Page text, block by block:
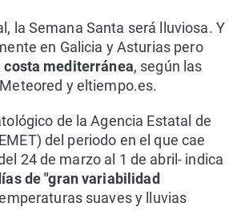
la Semana Santa será lluviosa. Y
en Galicia y Asturias pero
costa mediterránea, según las
y eltiempo.es.
de la Agencia Estatal de
del periodo en el que cae
24 de marzo al 1 de abril- indica
de "gran variabilidad
suaves y lluvias